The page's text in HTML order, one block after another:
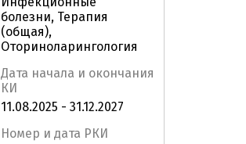
болезни, Терапия
(общая),
Оториноларингология
Дата начала и окончания
КИ
11.08.2025 - 31.12.2027
Номер и дата РКИ